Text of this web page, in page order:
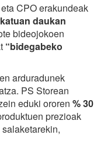
CPO erakundeak
daukan
bideojokoen
“bidegabeko
arduradunek
PS Storean
eduki ororen % 30
prezioak